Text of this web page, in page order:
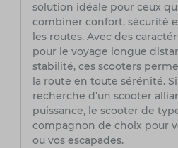
solution idéale pour ceux
combiner confort, sécurité
les routes. Avec des
pour le voyage longue
stabilité, ces scooters
la route en toute sérénité.
recherche d’un scooter
puissance, le scooter de
compagnon de choix pour
ou vos escapades.